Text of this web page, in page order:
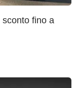
fino a